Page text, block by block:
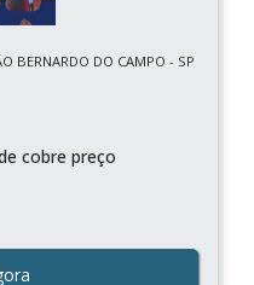
BERNARDO DO CAMPO - SP
cobre preço